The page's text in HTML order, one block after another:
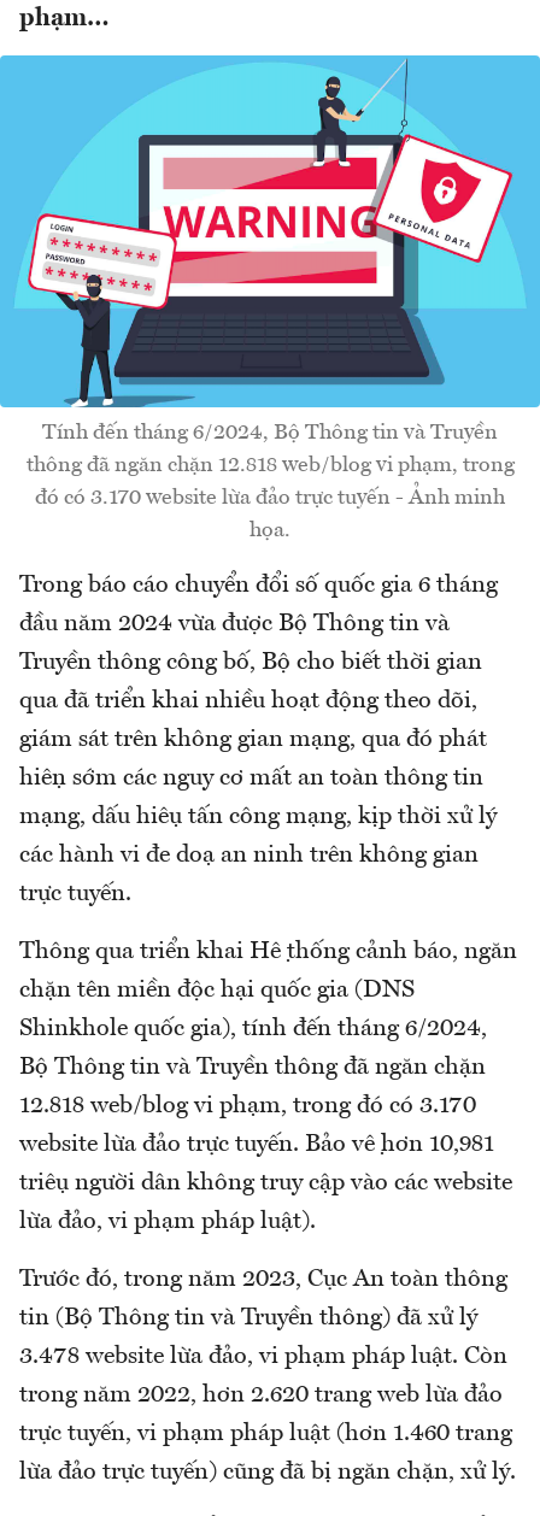
phạm…
Tính đến tháng 6/2024, Bộ Thông tin và Truyền
thông đã ngăn chặn 12.818 web/blog vi phạm, trong
đó có 3.170 website lừa đảo trực tuyến - Ảnh minh
họa.
Trong báo cáo chuyển đổi số quốc gia 6 tháng
đầu năm 2024 vừa được Bộ Thông tin và
Truyền thông công bố, Bộ cho biết thời gian
qua đã triển khai nhiều hoạt động theo dõi,
giám sát trên không gian mạng, qua đó phát
hiện sớm các nguy cơ mất an toàn thông tin
mạng, dấu hiệu tấn công mạng, kịp thời xử lý
các hành vi đe doạ an ninh trên không gian
trực tuyến.
Thông qua triển khai Hệ thống cảnh báo, ngăn
chặn tên miền độc hại quốc gia (DNS
Shinkhole quốc gia), tính đến tháng 6/2024,
Bộ Thông tin và Truyền thông đã ngăn chặn
12.818 web/blog vi phạm, trong đó có 3.170
website lừa đảo trực tuyến. Bảo vệ hơn 10,981
triệu người dân không truy cập vào các website
lừa đảo, vi phạm pháp luật).
Trước đó, trong năm 2023, Cục An toàn thông
tin (Bộ Thông tin và Truyền thông) đã xử lý
3.478 website lừa đảo, vi phạm pháp luật. Còn
trong năm 2022, hơn 2.620 trang web lừa đảo
trực tuyến, vi phạm pháp luật (hơn 1.460 trang
lừa đảo trực tuyến) cũng đã bị ngăn chặn, xử lý.